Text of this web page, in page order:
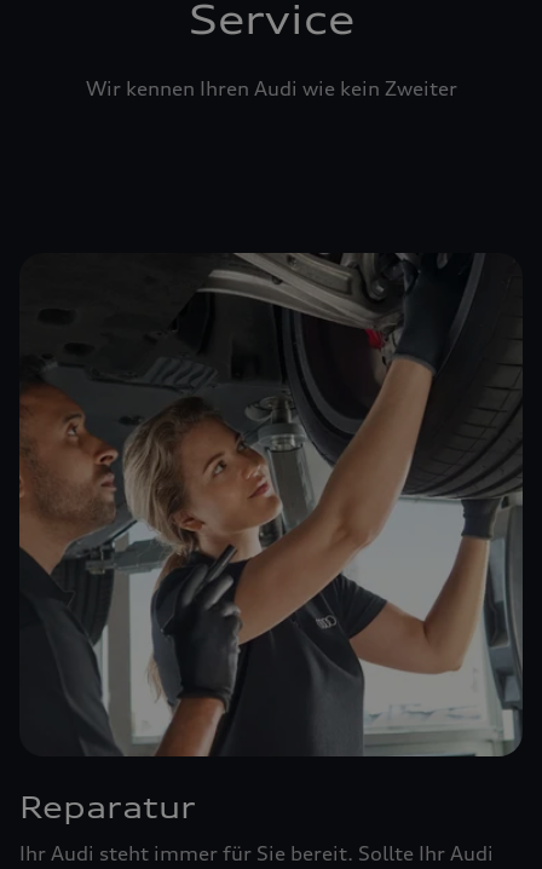
Service
Wir kennen Ihren Audi wie kein Zweiter
Reparatur
Ihr Audi steht immer für Sie bereit. Sollte Ihr Audi